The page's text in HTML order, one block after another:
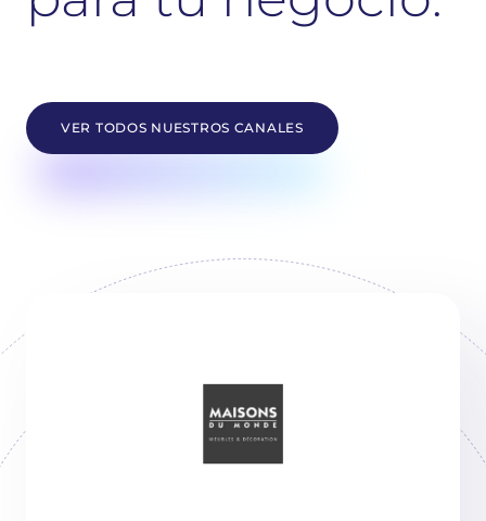
VER TODOS NUESTROS CANALES